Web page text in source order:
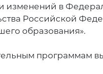
изменений в
Российской
образования».
программам